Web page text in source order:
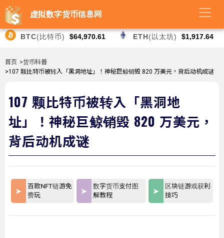
虚拟数字货币信息网
BTC(比特币) $64,970.61 ETH(以太坊) $1,917.64
首页 >货币科普
>107 颗比特币被转入「黑洞地址」！神秘巨鲸销毁 820 万美元，背后动机成谜
107 颗比特币被转入「黑洞地
址」！神秘巨鲸销毁 820 万美元，
背后动机成谜
百款NFT链游免
费玩
数字货币支付图
解教程
区块链游戏获利
技巧